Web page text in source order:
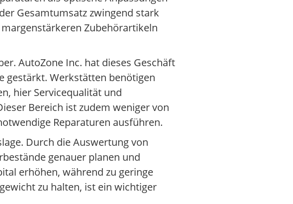
Gesamtumsatz zwingend stark
Zubehörartikeln
AutoZone Inc. hat dieses Geschäft
gestärkt. Werkstätten benötigen
hier Servicequalität und
Bereich ist zudem weniger von
Reparaturen ausführen.
Durch die Auswertung von
genauer planen und
erhöhen, während zu geringe
zu halten, ist ein wichtiger